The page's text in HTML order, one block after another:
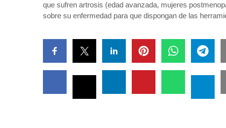
que sufren artrosis (edad avanzada, mujeres
sobre su enfermedad para que dispongan de las